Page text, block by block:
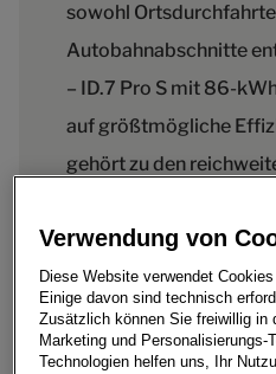
sowohl
Autobahnabschnitte
– ID.7 Pro S mit 86-
auf größtmögliche
gehört zu den
Das Volkswagen Team
Projektleitung von Felix
Verwendung von
Diese Website verwendet
Einige davon sind technisch
Zusätzlich können Sie freiwillig in
Marketing und Personalisierungs-
Technologien helfen uns, Ihr